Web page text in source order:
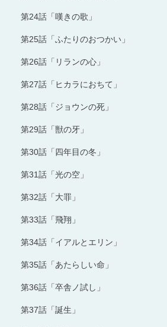
第24話「嘆きの歌」
第25話「ふたりのおつかい」
第26話「リランの心」
第27話「ヒカラにおちて」
第28話「ジョウンの死」
第29話「獣の牙」
第30話「四年目の冬」
第31話「光の空」
第32話「大罪」
第33話「飛翔」
第34話「イアルとエリン」
第35話「あたらしい命」
第36話「卒舎ノ試し」
第37話「誕生」